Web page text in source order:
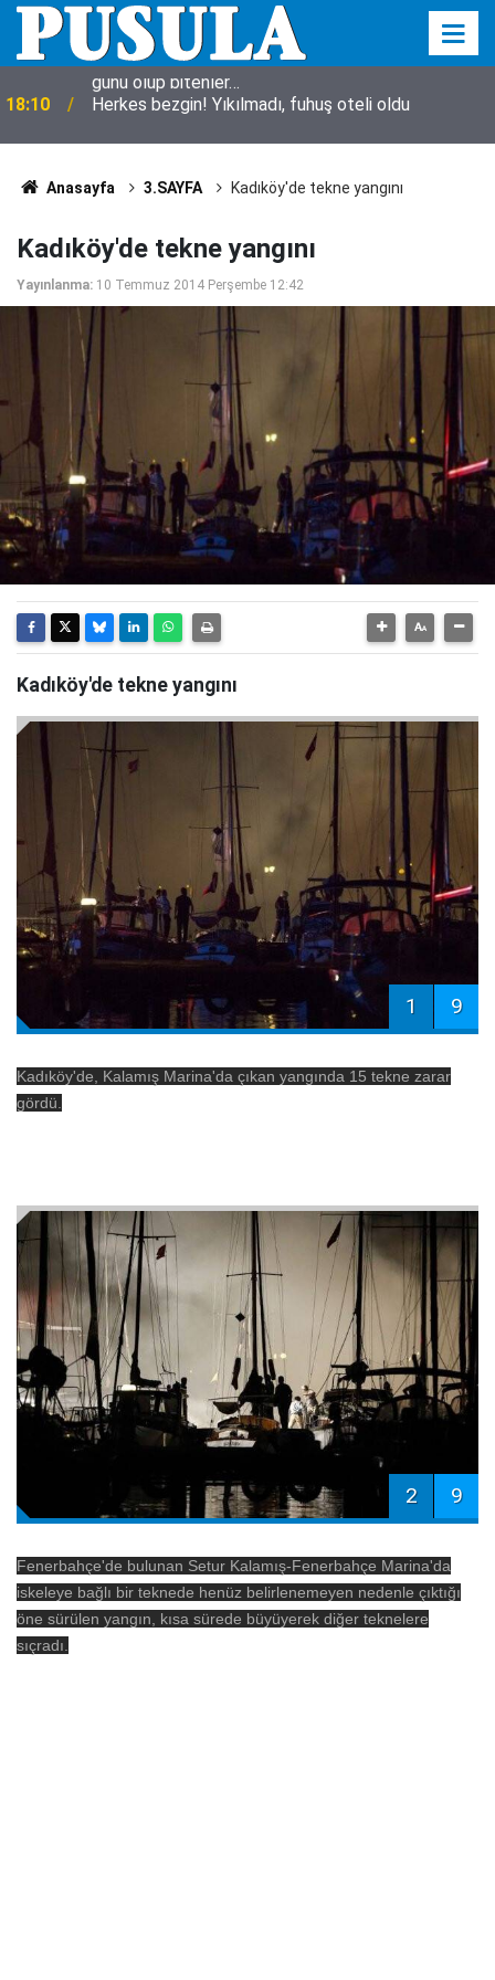
18:10 Herkes bezgin! Yıkılmadı, fuhuş oteli oldu
Anasayfa 3.SAYFA Kadıköy'de tekne yangını
Kadıköy'de tekne yangını
Yayınlanma: 10 Temmuz 2014 Perşembe 12:42
Kadıköy'de tekne yangını
1 9
Kadıköy'de, Kalamış Marina'da çıkan yangında 15 tekne zarar
gördü.
2 9
Fenerbahçe'de bulunan Setur Kalamış-Fenerbahçe Marina'da
iskeleye bağlı bir teknede henüz belirlenemeyen nedenle çıktığı
öne sürülen yangın, kısa sürede büyüyerek diğer teknelere
sıçradı.